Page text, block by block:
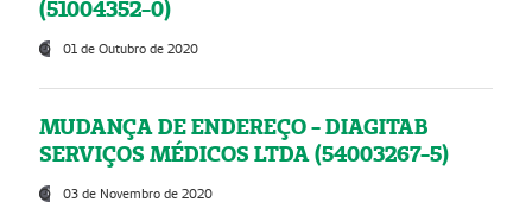
(51004352-0)
01 de Outubro de 2020
MUDANÇA DE ENDEREÇO - DIAGITAB
SERVIÇOS MÉDICOS LTDA (54003267-5)
03 de Novembro de 2020